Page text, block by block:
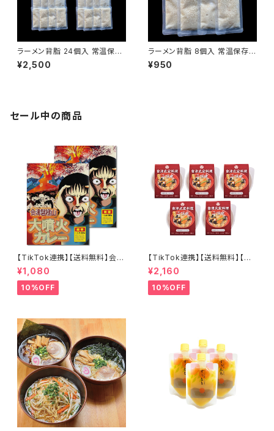
ラーメン背脂 24個入 常温保存
可能 賞味期限1年 国産豚 ラー
メン二郎インスパイア 個包装 レ
¥2,500
ラーメン背脂 8個入 常温保存可
能 賞味期限1年 国産豚 ラーメ
ン二郎インスパイア 個包装 レト
¥950
セール中の商品
【TikTok連携】【送料無料】会津
磐梯山大噴火カレー 200ｇ×2
個セット 激辛カレー
¥1,080
10%OFF
【TikTok連携】【送料無料】【会
津郷土料理革命】 カップこづゆ
５個セット お湯を注いで簡単３
分！
¥2,160
10%OFF